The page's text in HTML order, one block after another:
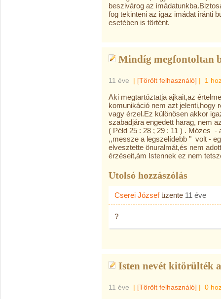
beszivárog az
fog tekinteni az igaz imádat iránti
esetében is történt.
Mindíg megfontoltan
11 éve | [Törölt felhasználó] | 1
Aki megtartóztatja ajkait,az
komunikáció nem azt jelenti,hogy
vagy érzel.Ez különösen akkor
szabadjára engedett harag, nem
( Péld 25 : 28 ; 29 : 11 ) . Mózes
,,messze a legszelídebb " volt -
elvesztette önuralmát,és nem
érzéseit,ám Istennek ez nem
Utolsó hozzászólás
Cserei Józsefüzente 11 éve
?
Isten nevét kitörülték
11 éve | [Törölt felhasználó] | 0